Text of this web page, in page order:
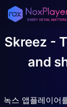
Skreez -
and
녹스 앱플레이어